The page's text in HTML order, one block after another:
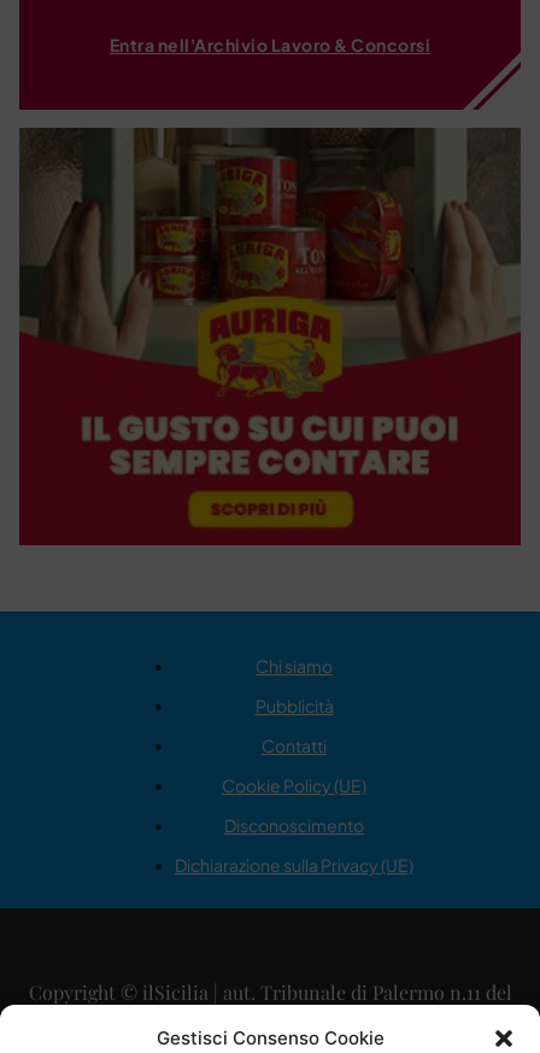
Gestisci Consenso Cookie
Entra nell'Archivio Lavoro & Concorsi
Chi siamo
Pubblicità
Contatti
Cookie Policy (UE)
Disconoscimento
Dichiarazione sulla Privacy (UE)
Copyright © ilSicilia | aut. Tribunale di Palermo n.11 del
29/09/2015